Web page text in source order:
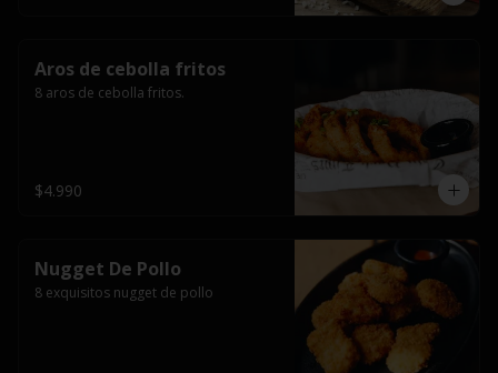
Aros de cebolla fritos
8 aros de cebolla fritos.
$4.990
Nugget De Pollo
8 exquisitos nugget de pollo